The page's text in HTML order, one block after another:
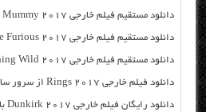
دانلود مستقیم فیلم خارجی The Mummy 2017 از سرور سایت
دانلود مستقیم فیلم خارجی The Fate of the Furious 2017 از سرور سایت
دانلود مستقیم فیلم خارجی Running Wild 2017 از سرور سایت
دانلود فیلم خارجی Rings 2017 از سرور سایت
دانلود رایگان فیلم خارجی Dunkirk 2017 با لینک مستقیم